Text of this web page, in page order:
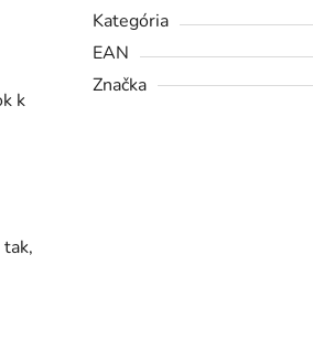
k
Kategória
EAN
Značka